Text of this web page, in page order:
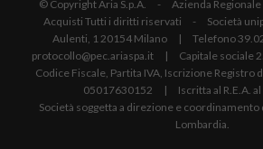
© Copyright Aria S.p.A. - Azienda Regionale
Acquisti Tutti i diritti riservati - Società
Aulenti, 1 20154 Milano | Telefono
protocollo@pec.ariaspa.it | Capitale sociale
Codice Fiscale, Partita IVA, Iscrizione Registro
05017630152 | Iscritta al R.E.A. al
Società soggetta a direzione e coordinamento
Lombardia.